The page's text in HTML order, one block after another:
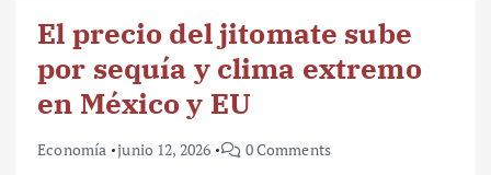
El precio del jitomate sube
por sequía y clima extremo
en México y EU
Economía junio 12, 2026 0 Comments